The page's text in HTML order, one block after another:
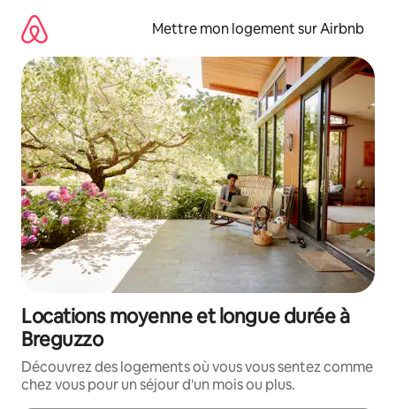
directement
contenu
Mettre mon logement sur Airbnb
Locations moyenne et longue durée à
Breguzzo
Découvrez des logements où vous vous sentez comme
chez vous pour un séjour d'un mois ou plus.